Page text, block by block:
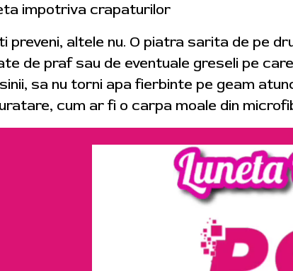
impotriva crapaturilor
preveni, altele nu. O piatra sarita de pe
de praf sau de eventuale greseli pe
sa nu torni apa fierbinte pe geam
cum ar fi o carpa moale din